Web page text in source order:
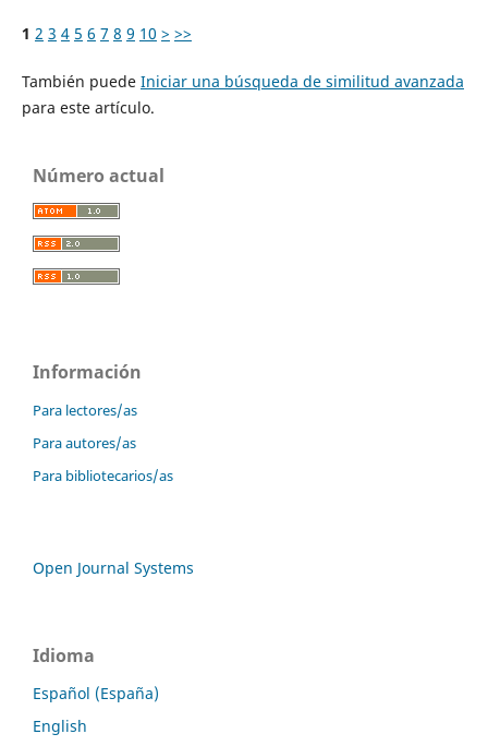
1 2 3 4 5 6 7 8 9 10 > >>
También puede Iniciar una búsqueda de similitud avanzada
para este artículo.
Número actual
Información
Para lectores/as
Para autores/as
Para bibliotecarios/as
Open Journal Systems
Idioma
Español (España)
English